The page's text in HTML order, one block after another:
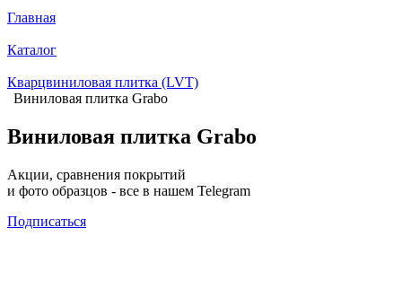
Главная
Каталог
Кварцвиниловая плитка (LVT)
Виниловая плитка Grabo
Виниловая плитка Grabo
Акции, сравнения покрытий
и фото образцов - все в нашем Telegram
Подписаться